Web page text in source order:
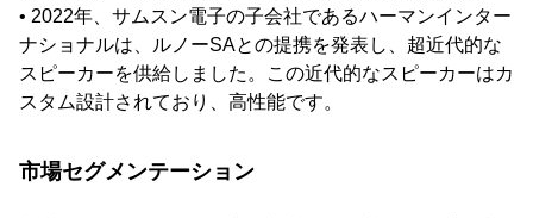
• 2022年、サムスン電子の子会社であるハーマンインター
ナショナルは、ルノーSAとの提携を発表し、超近代的な
スピーカーを供給しました。この近代的なスピーカーはカ
スタム設計されており、高性能です。
市場セグメンテーション